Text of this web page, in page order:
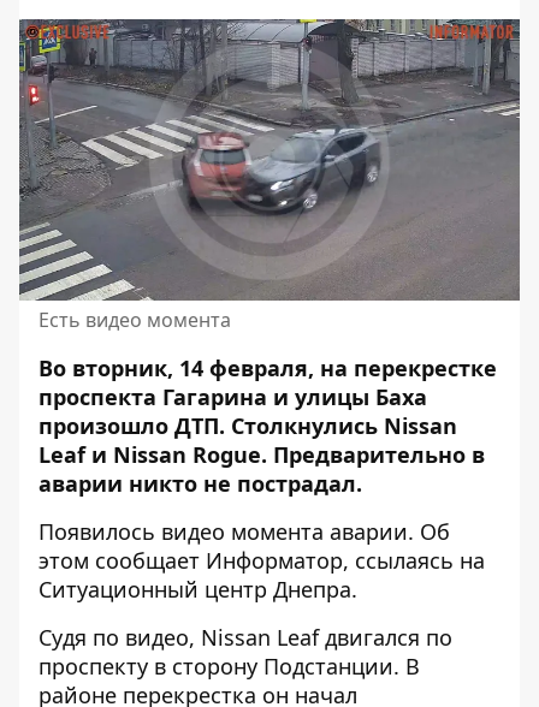
Есть видео момента
Во вторник, 14 февраля, на перекрестке
проспекта Гагарина и улицы Баха
произошло ДТП. Столкнулись Nissan
Leaf и Nissan Rogue. Предварительно в
аварии никто не пострадал.
Появилось видео момента аварии. Об
этом сообщает Информатор, ссылаясь на
Ситуационный центр Днепра.
Судя по видео, Nissan Leaf двигался по
проспекту в сторону Подстанции. В
районе перекрестка он начал